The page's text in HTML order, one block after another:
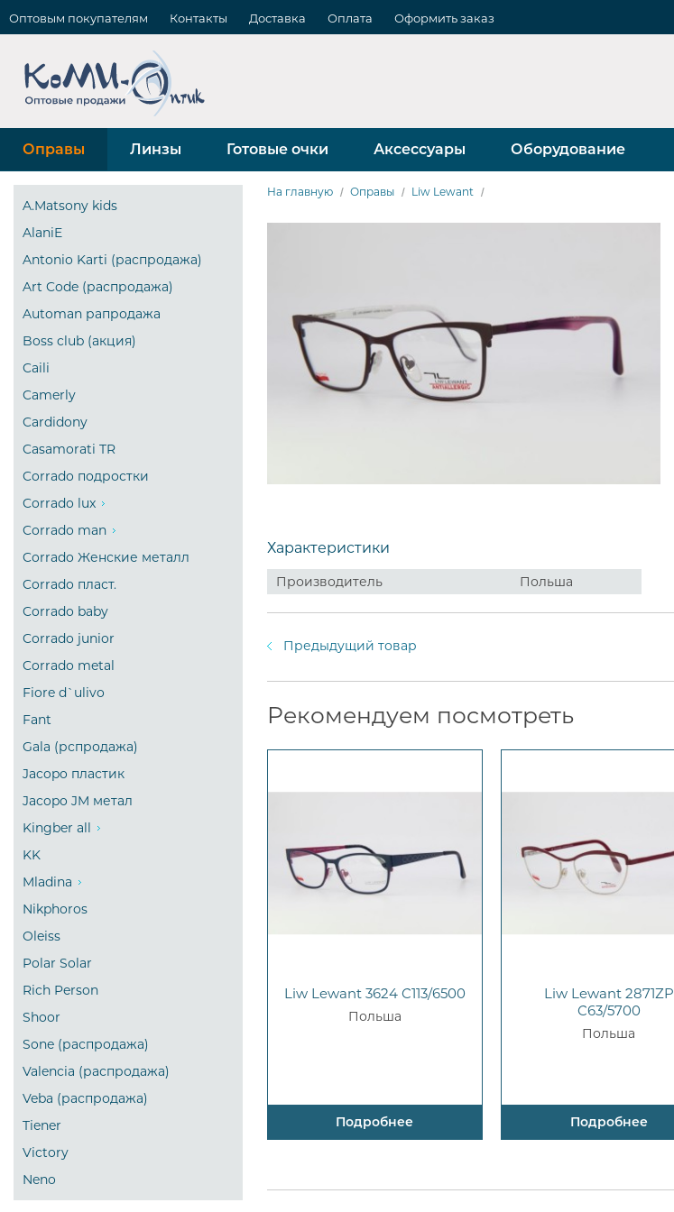
Оптовым покупателям Контакты Доставка Оплата Оформить заказ
Оправы Линзы Готовые очки Аксессуары Оборудование
A.Matsony kids
AlaniE
Antonio Karti (распродажа)
Art Code (распродажа)
Automan рапродажа
Boss club (акция)
Caili
Camerly
Cardidony
Casamorati TR
Corrado подростки
Corrado lux
Corrado man
Corrado Женские металл
Corrado пласт.
Corrado baby
Corrado junior
Corrado metal
Fiore d`ulivo
Fant
Gala (рспродажа)
Jacopo пластик
Jacopo JM метал
Kingber all
KK
Mladina
Nikphoros
Oleiss
Polar Solar
Rich Person
Shoor
Sone (распродажа)
Valencia (распродажа)
Veba (распродажа)
Tiener
Victory
Neno
На главную Оправы Liw Lewant
Характеристики
Производитель Польша
Предыдущий товар
Рекомендуем посмотреть
Liw Lewant 3624 C113/6500
Польша
Подробнее
Liw Lewant 2871ZP
C63/5700
Польша
Подробнее